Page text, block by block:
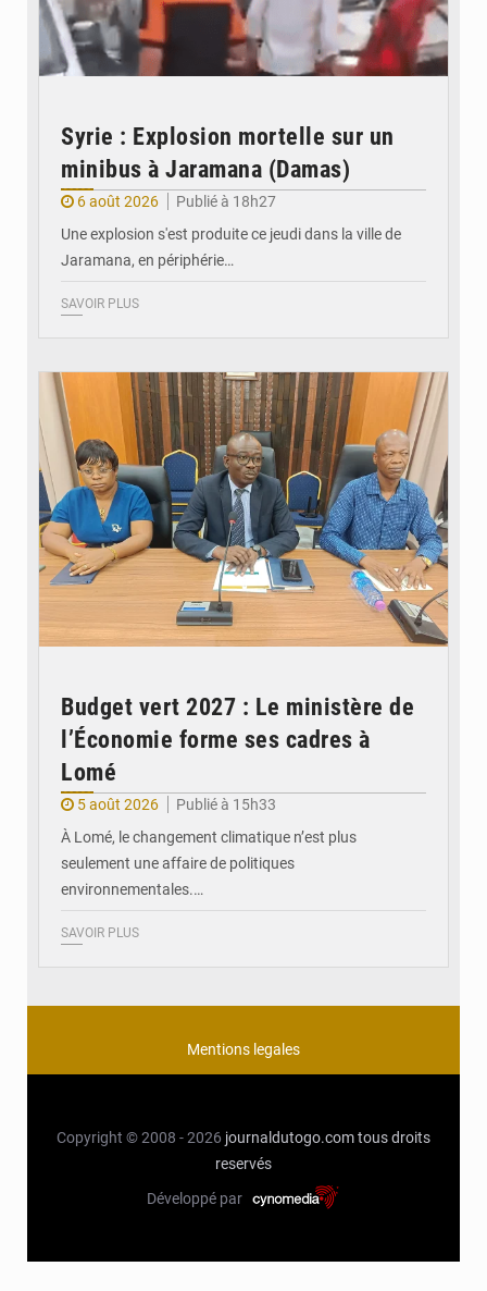
Syrie : Explosion mortelle sur un
minibus à Jaramana (Damas)
6 août 2026
Publié à 18h27
Une explosion s'est produite ce jeudi dans la ville de
Jaramana, en périphérie…
SAVOIR PLUS
Budget vert 2027 : Le ministère de
l’Économie forme ses cadres à
Lomé
5 août 2026
Publié à 15h33
À Lomé, le changement climatique n’est plus
seulement une affaire de politiques
environnementales.…
SAVOIR PLUS
Mentions legales
Copyright © 2008 - 2026 journaldutogo.comtous droits
reservés
Développé par